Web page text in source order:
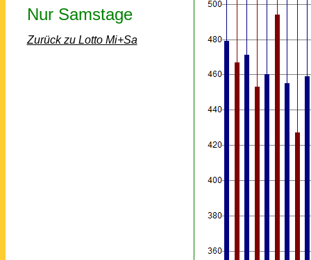
Nur Samstage
Zurück zu Lotto Mi+Sa